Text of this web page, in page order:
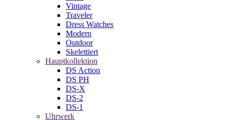
Vintage
Traveler
Dress Watches
Modern
Outdoor
Skelettiert
Hauptkollektion
DS Action
DS PH
DS-X
DS-2
DS-1
Uhrwerk